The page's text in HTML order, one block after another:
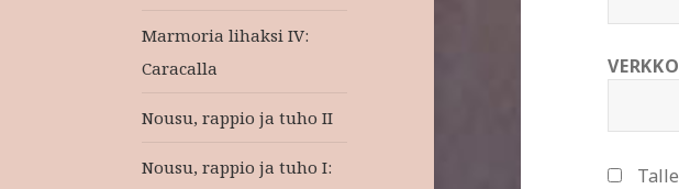
Marmoria lihaksi IV:
Caracalla
Nousu, rappio ja tuho II
Nousu, rappio ja tuho I: